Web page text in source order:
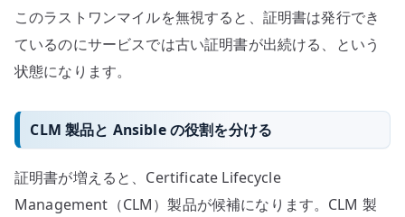
このラストワンマイルを無視すると、証明書は発行でき
ているのにサービスでは古い証明書が出続ける、という
状態になります。
CLM 製品と Ansible の役割を分ける
証明書が増えると、Certificate Lifecycle
Management（CLM）製品が候補になります。CLM 製